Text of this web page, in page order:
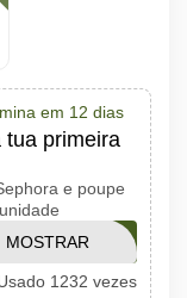
em 12 dias
tua primeira
e poupe
PRIMEIRAPP
MOSTRAR
CÓDIGO1232 vezes